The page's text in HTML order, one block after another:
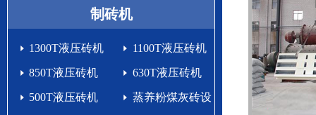
制砖机
1300T液压砖机 1100T液压砖机
850T液压砖机 630T液压砖机
500T液压砖机 蒸养粉煤灰砖设